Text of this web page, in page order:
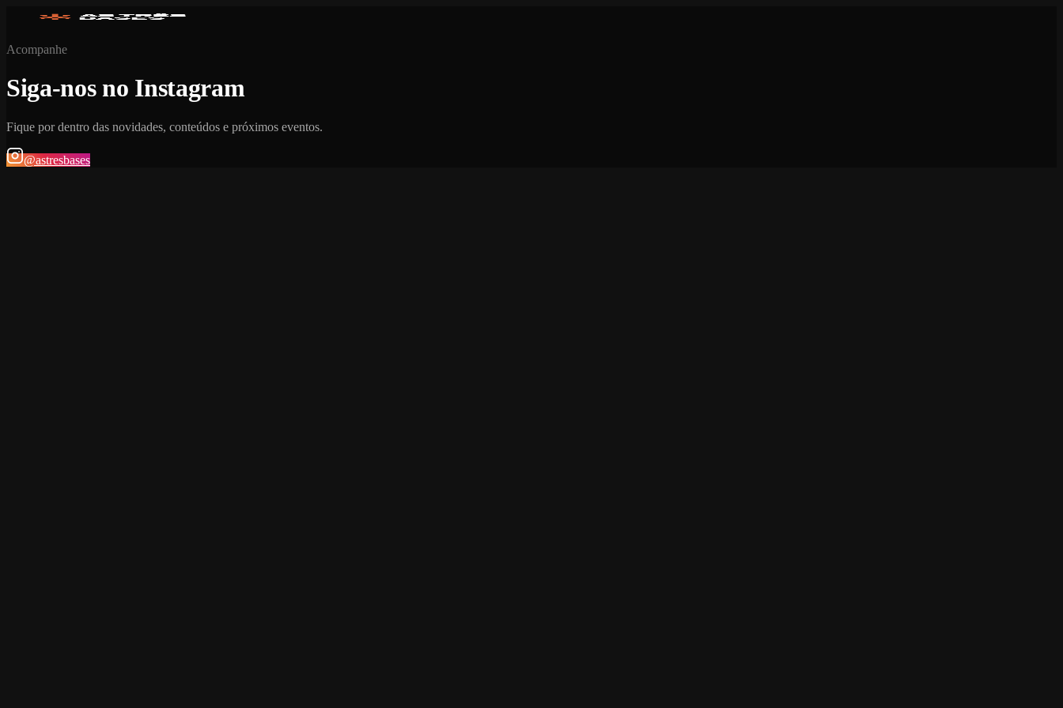
Acompanhe
Siga-nos no Instagram
Fique por dentro das novidades, conteúdos e próximos eventos.
@astresbases